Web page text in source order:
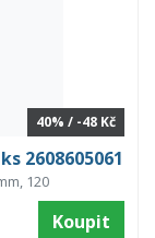
40% / -48 Kč
2608605061
120
Koupit